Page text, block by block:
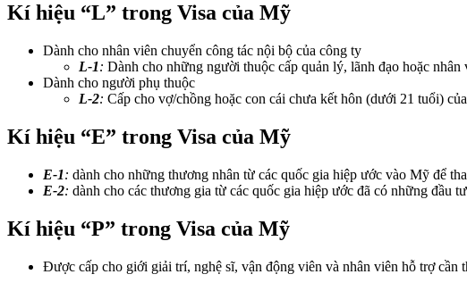
Kí hiệu “L” trong Visa của Mỹ
Dành cho nhân viên chuyển công tác nội bộ của công ty
L-1: Dành cho những người thuộc cấp quản lý, lãnh đạo hoặc
Dành cho người phụ thuộc
L-2: Cấp cho vợ/chồng hoặc con cái chưa kết hôn (dưới 21 tuổi)
Kí hiệu “E” trong Visa của Mỹ
E-1: dành cho những thương nhân từ các quốc gia hiệp ước vào Mỹ để
E-2: dành cho các thương gia từ các quốc gia hiệp ước đã có những đầu
Kí hiệu “P” trong Visa của Mỹ
Được cấp cho giới giải trí, nghệ sĩ, vận động viên và nhân viên hỗ trợ cần